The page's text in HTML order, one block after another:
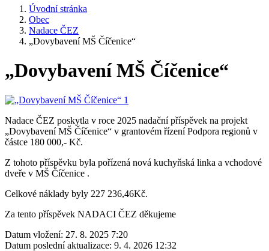
Úvodní stránka
Obec
Nadace ČEZ
„Dovybavení MŠ Číčenice“
„Dovybavení MŠ Číčenice“
Nadace ČEZ poskytla v roce 2025 nadační příspěvek na projekt
„Dovybavení MŠ Číčenice“ v grantovém řízení Podpora regionů v
částce 180 000,- Kč.
Z tohoto příspěvku byla pořízená nová kuchyňská linka a vchodové
dveře v MŠ Číčenice .
Celkové náklady byly 227 236,46Kč.
Za tento příspěvek NADACI ČEZ děkujeme
Datum vložení: 27. 8. 2025 7:20
Datum poslední aktualizace: 9. 4. 2026 12:32